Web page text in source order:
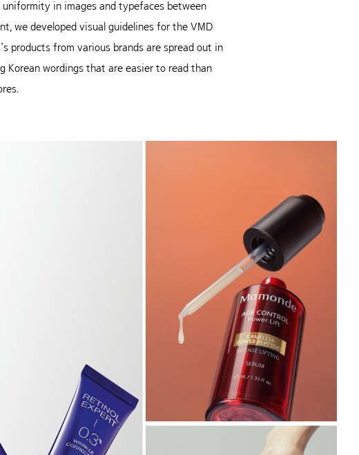
uniformity in images and typefaces between
we developed visual guidelines for the VMD
products from various brands are spread out in
Korean wordings that are easier to read than